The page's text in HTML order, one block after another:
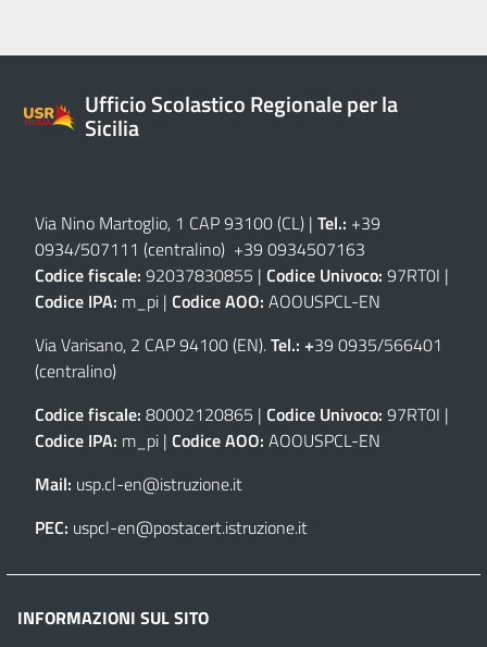
Ufficio Scolastico Regionale per la
Sicilia
Via Nino Martoglio, 1 CAP 93100 (CL) | Tel.: +39
0934/507111 (centralino) +39 0934507163
Codice fiscale: 92037830855 | Codice Univoco: 97RT0I |
Codice IPA: m_pi | Codice AOO: AOOUSPCL-EN
Via Varisano, 2 CAP 94100 (EN).Tel.: +39 0935/566401
(centralino)
Codice fiscale: 80002120865 | Codice Univoco: 97RT0I |
Codice IPA: m_pi | Codice AOO: AOOUSPCL-EN
Mail: usp.cl-en@istruzione.it
PEC: uspcl-en@postacert.istruzione.it
INFORMAZIONI SUL SITO